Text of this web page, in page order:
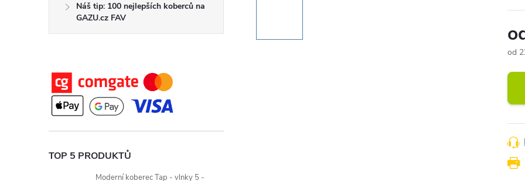
í
p
a
n
e
Náš tip: 100 nejlepších koberců na
GAZU.cz FAV
TOP 5 PRODUKTŮ
Moderní koberec Tap - vlnky 5 -
od
cena: